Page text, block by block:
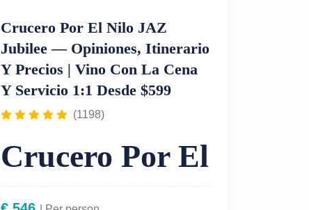
Crucero Por El Nilo JAZ
Jubilee — Opiniones, Itinerario
Y Precios | Vino Con La Cena
Y Servicio 1:1 Desde $599
(1198)
Crucero Por El
Nilo JAZ